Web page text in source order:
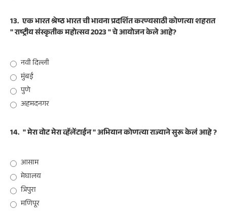
13. एक भारत श्रेष्ठ भारत ची भावना प्रदर्शित करण्यसाठी कोणत्या शहरात
" राष्ट्रीय संस्कृतीक महोत्सव 2023 " चे आयोजन केले आहे?
नवी दिल्ली
मुंबई
पुणे
अहमदनगर
14. " मेरा वोट मेरा व्हॅलेंटाईन " अभियान कोणत्या राज्याने सुरू केलं आहे ?
आसाम
मेघालय
त्रिपुरा
मणिपूर